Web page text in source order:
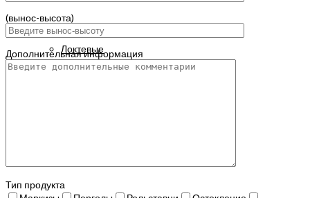
Локтевые
(вынос-высота)
Дополнительная информация
Тип продукта